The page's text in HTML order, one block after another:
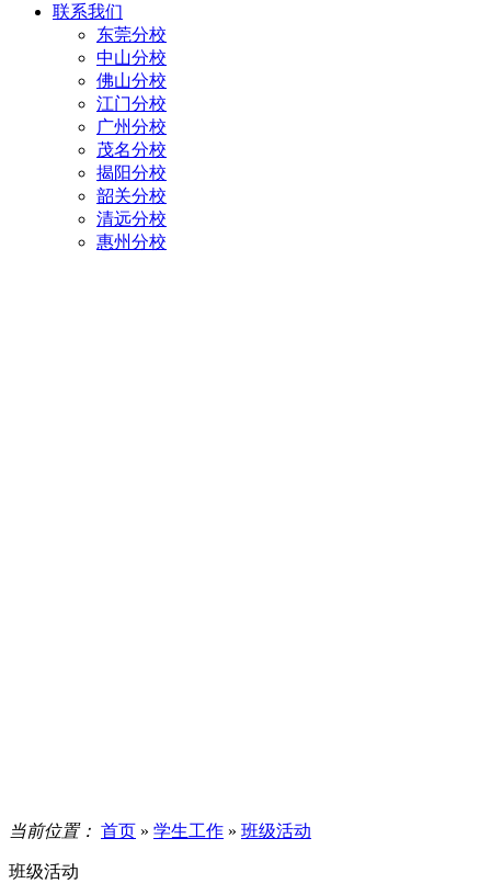
联系我们
东莞分校
中山分校
佛山分校
江门分校
广州分校
茂名分校
揭阳分校
韶关分校
清远分校
惠州分校
当前位置： 首页 » 学生工作 » 班级活动
班级活动